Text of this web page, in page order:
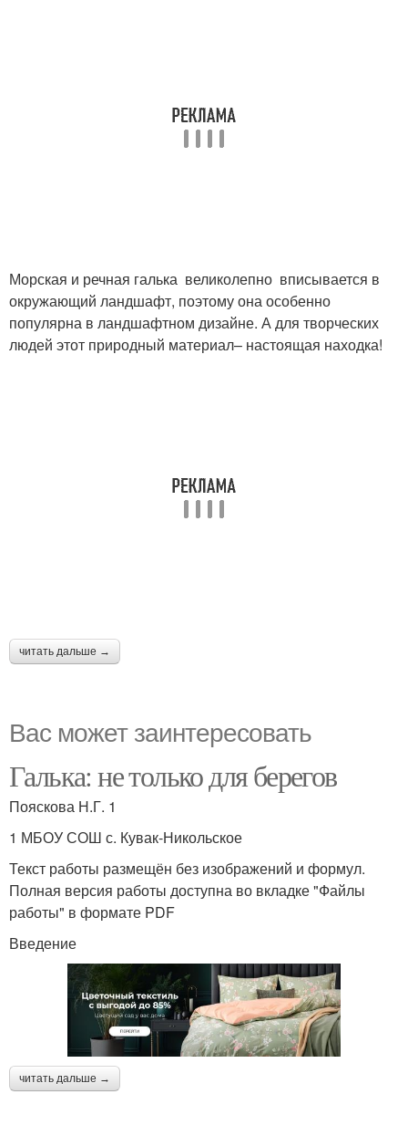
Морская и речная галька великолепно вписывается в
окружающий ландшафт, поэтому она особенно
популярна в ландшафтном дизайне. А для творческих
людей этот природный материал– настоящая находка!
читать дальше →
Вас может заинтересовать
Галька: не только для берегов
Пояскова Н.Г. 1
1 МБОУ СОШ с. Кувак-Никольское
Текст работы размещён без изображений и формул.
Полная версия работы доступна во вкладке "Файлы
работы" в формате PDF
Введение
читать дальше →